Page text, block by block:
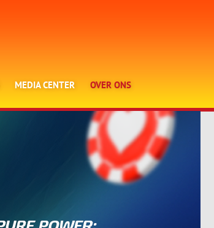
MEDIA CENTER OVER ONS